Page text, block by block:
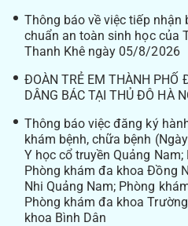
Thông báo về việc tiếp nhận
chuẩn an toàn sinh học của
Thanh Khê ngày 05/8/2026
ĐOÀN TRẺ EM THÀNH PHỐ
DÂNG BÁC TẠI THỦ ĐÔ HÀ
Thông báo việc đăng ký
khám bệnh, chữa bệnh
Y học cổ truyền Quảng Nam;
Phòng khám đa khoa Đồng
Nhi Quảng Nam; Phòng
Phòng khám đa khoa
khoa Bình Dân